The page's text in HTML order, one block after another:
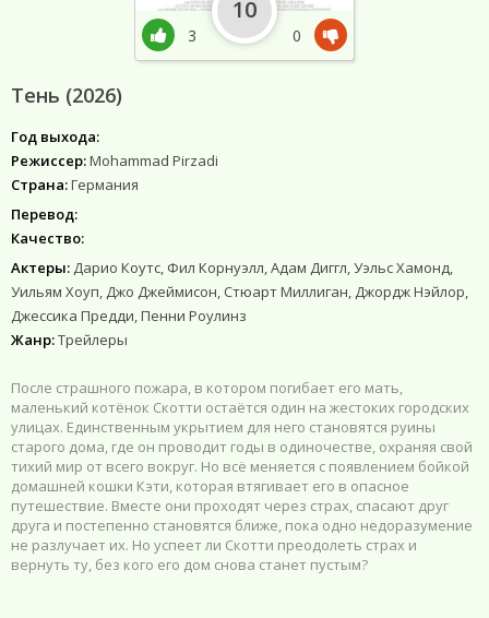
Тень (2026)
Год выхода:
Режиссер:Mohammad Pirzadi
Страна:Германия
Перевод:
Качество:
Актеры: Дарио Коутс, Фил Корнуэлл, Адам Диггл, Уэльс Хамонд,
Уильям Хоуп, Джо Джеймисон, Стюарт Миллиган, Джордж Нэйлор,
Джессика Предди, Пенни Роулинз
Жанр:Трейлеры
После страшного пожара, в котором погибает его мать,
маленький котёнок Скотти остаётся один на жестоких городских
улицах. Единственным укрытием для него становятся руины
старого дома, где он проводит годы в одиночестве, охраняя свой
тихий мир от всего вокруг. Но всё меняется с появлением бойкой
домашней кошки Кэти, которая втягивает его в опасное
путешествие. Вместе они проходят через страх, спасают друг
друга и постепенно становятся ближе, пока одно недоразумение
не разлучает их. Но успеет ли Скотти преодолеть страх и
вернуть ту, без кого его дом снова станет пустым?
3
10
0